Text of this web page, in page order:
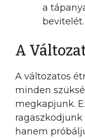
a
bevitelét.
A
A változatos
minden
megkapjunk.
hanem